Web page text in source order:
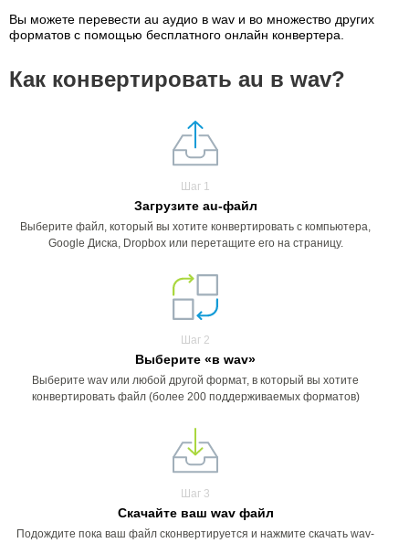
Вы можете перевести au аудио в wav и во множество других
форматов с помощью бесплатного онлайн конвертера.
Как конвертировать au в wav?
Шаг 1
Загрузите au-файл
Выберите файл, который вы хотите конвертировать с компьютера,
Google Диска, Dropbox или перетащите его на страницу.
Шаг 2
Выберите «в wav»
Выберите wav или любой другой формат, в который вы хотите
конвертировать файл (более 200 поддерживаемых форматов)
Шаг 3
Скачайте ваш wav файл
Подождите пока ваш файл сконвертируется и нажмите скачать wav-